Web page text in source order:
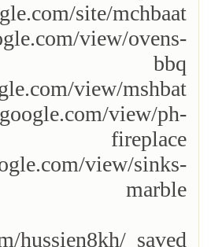
site/mchbaat
view/ovens-
bbq
view/mshbat-
view/ph-
fireplace
view/sinks-
marble
hussien8kh/_saved/